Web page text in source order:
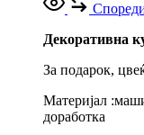
Декоративна
За подарок,
Материјал
доработка